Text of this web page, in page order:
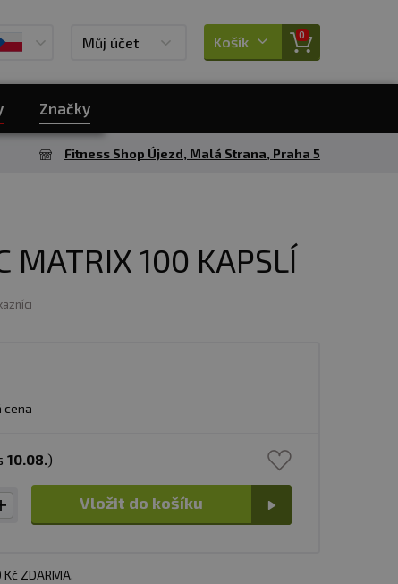
Můj účet Košík 0
Značky
Fitness Shop Újezd, Malá Strana, Praha 5
MATRIX 100 KAPSLÍ
cena
10.08.)
Vložit do košíku
ZDARMA.